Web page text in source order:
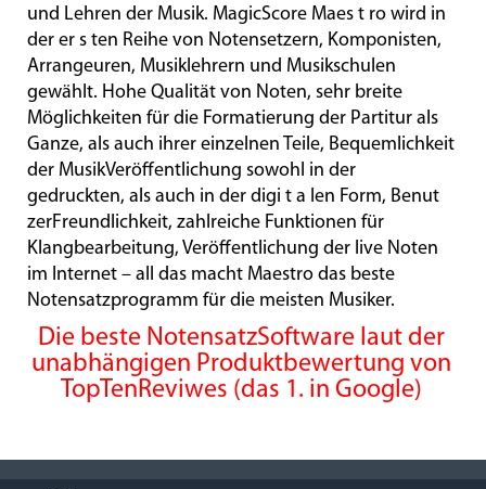
und Lehren der Musik. MagicScore Maes t ro wird in
der er s ten Reihe von Notensetzern, Komponisten,
Arrangeuren, Musiklehrern und Musikschulen
gewählt. Hohe Qualität von Noten, sehr breite
Möglichkeiten für die Formatierung der Partitur als
Ganze, als auch ihrer einzelnen Teile, Bequemlichkeit
der MusikVeröffentlichung sowohl in der
gedruckten, als auch in der digi t a len Form, Benut
zerFreundlichkeit, zahlreiche Funktionen für
Klangbearbeitung, Veröffentlichung der live Noten
im Internet – all das macht Maestro das beste
Notensatzprogramm für die meisten Musiker.
Die beste NotensatzSoftware laut der
unabhängigen Produktbewertung von
TopTenReviwes (das 1. in Google)